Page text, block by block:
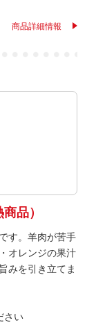
商品詳細情報
品）
す。羊肉が苦手
オレンジの果汁
みを引き立てま
さい